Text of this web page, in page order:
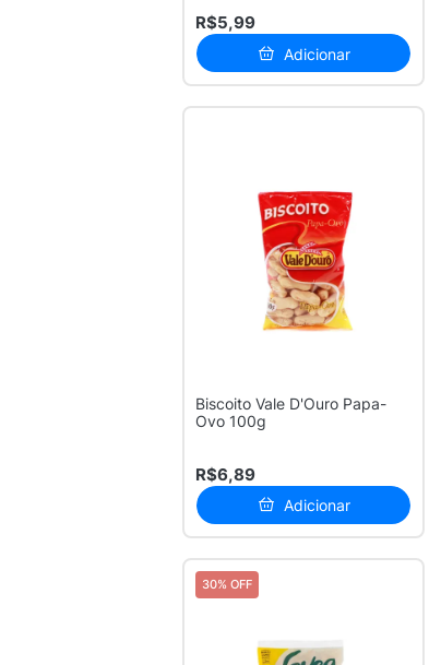
R$5,99
Adicionar
Biscoito Vale D'Ouro Papa-
Ovo 100g
R$6,89
Adicionar
30% OFF